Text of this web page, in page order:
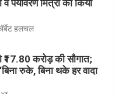
पर्यावरण मित्रों को किया
हलचल
₹17.80 करोड़ की सौगात;
रुके, बिना थके हर वादा